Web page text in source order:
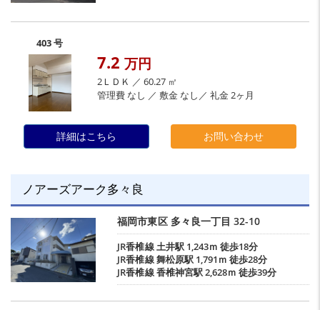
403 号
7.2 万円
2ＬＤＫ ／ 60.27 ㎡
管理費 なし ／ 敷金 なし／ 礼金 2ヶ月
詳細はこちら お問い合わせ
ノアーズアーク多々良
福岡市東区 多々良一丁目 32-10
JR香椎線土井駅1,243ｍ 徒歩18分
JR香椎線舞松原駅1,791ｍ 徒歩28分
JR香椎線香椎神宮駅2,628ｍ 徒歩39分